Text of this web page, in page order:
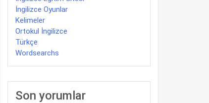
İngilizce Oyunlar
Kelimeler
Ortokul İngilizce
Türkçe
Wordsearchs
Son yorumlar